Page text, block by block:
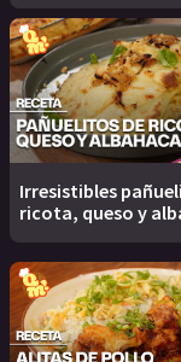
Irresistibles
ricota, queso y